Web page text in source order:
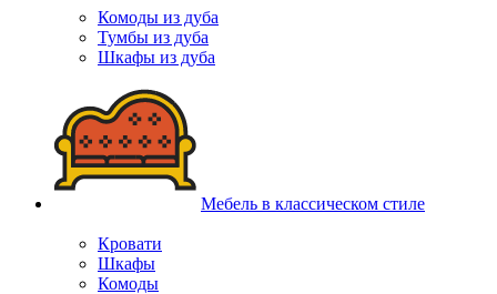
Комоды из дуба
Тумбы из дуба
Шкафы из дуба
Мебель в классическом стиле
Кровати
Шкафы
Комоды